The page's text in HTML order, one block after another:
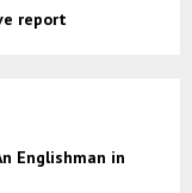
report
Englishman in